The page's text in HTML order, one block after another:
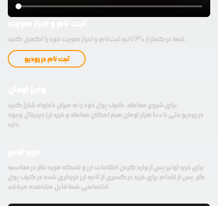
تنها در کمتر از 30 ثانیه ثبت‌نام و احراز هویت خود را تکمیل کنید.
ثبت نام در رودیو
برای شروع معامله، کیف پول خود را به میزان دلخواه شارژ کنید.
در رودیو حتی با 100 هزار تومان هم امکان معامله و خرید ارز دیجیتال وجود
دارد.
برای خرید لونیر پس از وارد کردن اطلاعات ارز و شبکه مورد نظر در محاسبه
گر، پس از اقدام برای خرید در کسری از ثانیه ارز خریداری شده در کیف پول
اختصاصی شما قابل مشاهده میباشد.